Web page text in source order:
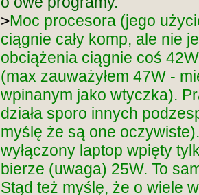
>Moc procesora (jego
ciągnie cały komp, ale nie
obciążenia ciągnie coś
(max zauważyłem 47W -
wpinanym jako wtyczka).
działa sporo innych
myślę że są one
wyłączony laptop wpięty
bierze (uwaga) 25W. To
Stąd też myślę, że o wiele